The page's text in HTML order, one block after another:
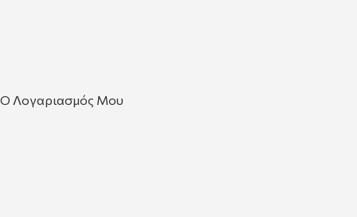
Ο Λογαριασμός Μου